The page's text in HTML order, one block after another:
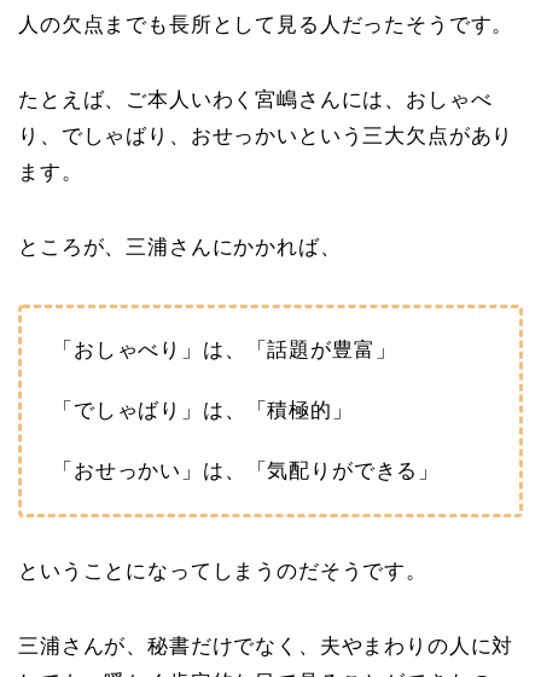
人の欠点までも長所として見る人だったそうです。
たとえば、ご本人いわく宮嶋さんには、おしゃべ
り、でしゃばり、おせっかいという三大欠点があり
ます。
ところが、三浦さんにかかれば、
「おしゃべり」は、「話題が豊富」
「でしゃばり」は、「積極的」
「おせっかい」は、「気配りができる」
ということになってしまうのだそうです。
三浦さんが、秘書だけでなく、夫やまわりの人に対